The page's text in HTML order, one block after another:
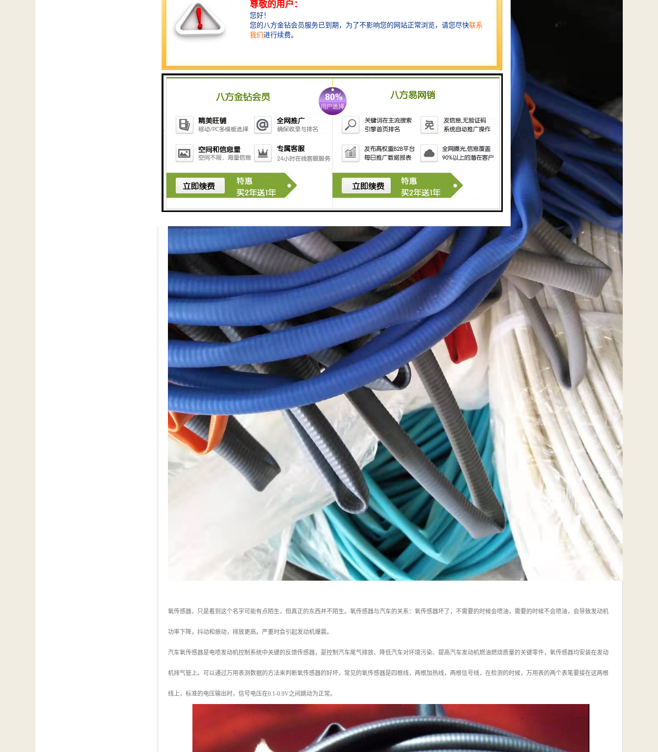
氧传感器，只是看到这个名字可能有点陌生，但真正的东西并不陌生。氧传感器与汽车的关系：氧传感器坏了，不需要的时候会喷油，需要的时候不会喷油，会导致发动机
功率下降，抖动和振动，排放更高。严重时会引起发动机爆震。
汽车氧传感器是电喷发动机控制系统中关键的反馈传感器，是控制汽车尾气排放、降低汽车对环境污染、提高汽车发动机燃油燃烧质量的关键零件，氧传感器均安装在发动
机排气管上。可以通过万用表测数据的方法来判断氧传感器的好坏，常见的氧传感器是四根线，两根加热线，两根信号线，在检测的时候，万用表的两个表笔要接在这两根
线上，标准的电压输出时，信号电压在0.1-0.9V之间跳动为正常。